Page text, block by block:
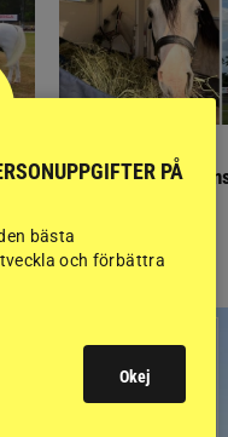
Så gick det påPÅ
bästa
och förbättra
Okej